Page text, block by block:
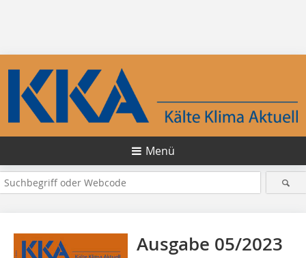
Menü
Ausgabe 05/2023